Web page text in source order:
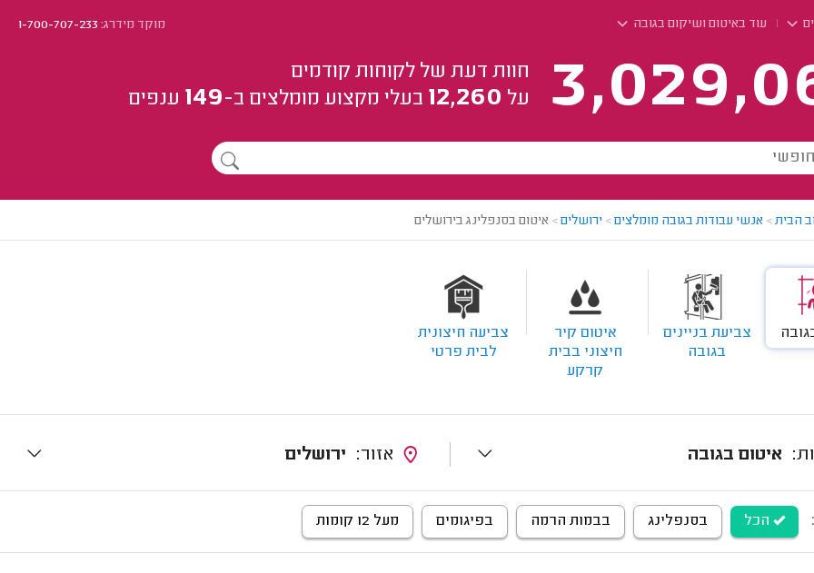
עוד באיטום ושיקום בגובה מוקד מידרג:1-700-707-233
חוות דעת של לקוחות קודמים
על 12,260 בעלי מקצוע מומלצים ב-149 ענפים
הבית> אנשי עבודות בגובה מומלצים> ירושלים> איטום בסנפלינג בירושלים
צביעת בניינים
בגובה
איטום קיר
חיצוני בבית
קרקע
צביעה חיצונית
לבית פרטי
איטום בגובה ירושלים
הכל בסנפלינג בבמות הרמה בפיגומים מעל 12 קומות